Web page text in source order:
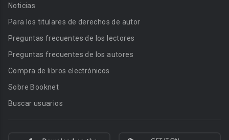
Noticias
Para los titulares de derechos de autor
Preguntas frecuentes de los lectores
Preguntas frecuentes de los autores
Compra de libros electrónicos
Sobre Booknet
Buscar usuarios